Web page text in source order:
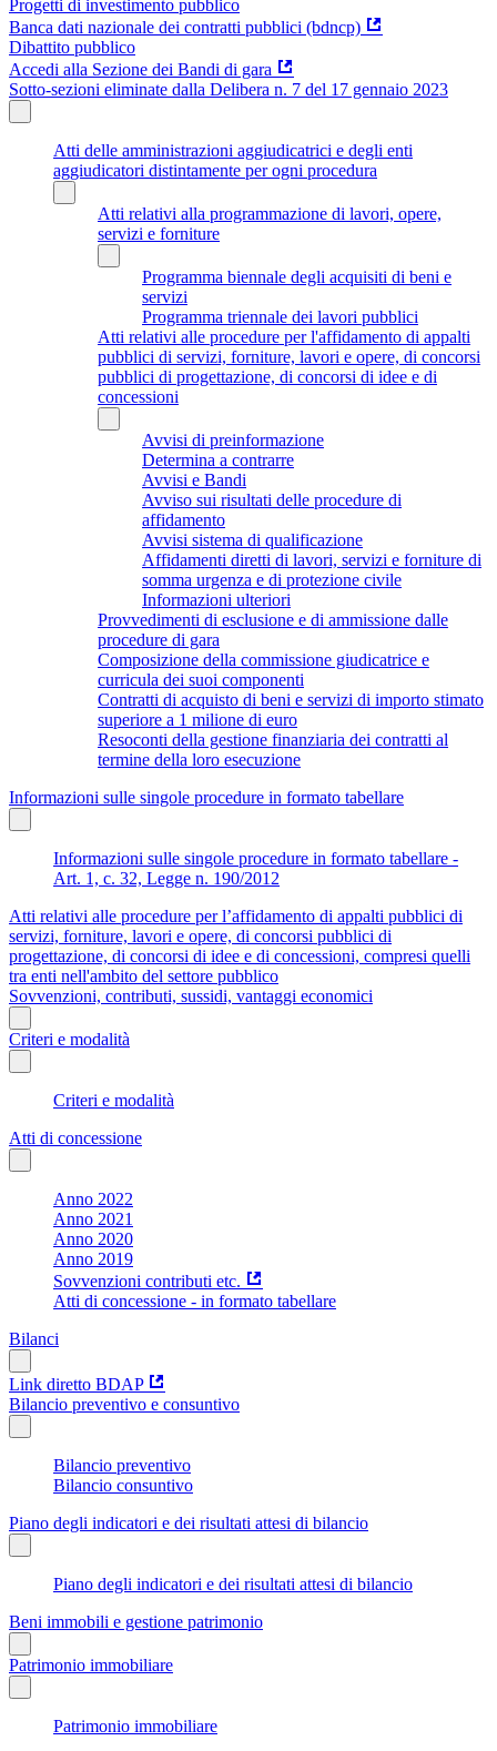
Progetti di investimento pubblico
Banca dati nazionale dei contratti pubblici (bdncp)
Dibattito pubblico
Accedi alla Sezione dei Bandi di gara
Sotto-sezioni eliminate dalla Delibera n. 7 del 17 gennaio 2023
Atti delle amministrazioni aggiudicatrici e degli enti
aggiudicatori distintamente per ogni procedura
Atti relativi alla programmazione di lavori, opere,
servizi e forniture
Programma biennale degli acquisiti di beni e
servizi
Programma triennale dei lavori pubblici
Atti relativi alle procedure per l'affidamento di appalti
pubblici di servizi, forniture, lavori e opere, di concorsi
pubblici di progettazione, di concorsi di idee e di
concessioni
Avvisi di preinformazione
Determina a contrarre
Avvisi e Bandi
Avviso sui risultati delle procedure di
affidamento
Avvisi sistema di qualificazione
Affidamenti diretti di lavori, servizi e forniture di
somma urgenza e di protezione civile
Informazioni ulteriori
Provvedimenti di esclusione e di ammissione dalle
procedure di gara
Composizione della commissione giudicatrice e
curricula dei suoi componenti
Contratti di acquisto di beni e servizi di importo stimato
superiore a 1 milione di euro
Resoconti della gestione finanziaria dei contratti al
termine della loro esecuzione
Informazioni sulle singole procedure in formato tabellare
Informazioni sulle singole procedure in formato tabellare -
Art. 1, c. 32, Legge n. 190/2012
Atti relativi alle procedure per l’affidamento di appalti pubblici di
servizi, forniture, lavori e opere, di concorsi pubblici di
progettazione, di concorsi di idee e di concessioni, compresi quelli
tra enti nell'ambito del settore pubblico
Sovvenzioni, contributi, sussidi, vantaggi economici
Criteri e modalità
Criteri e modalità
Atti di concessione
Anno 2022
Anno 2021
Anno 2020
Anno 2019
Sovvenzioni contributi etc.
Atti di concessione - in formato tabellare
Bilanci
Link diretto BDAP
Bilancio preventivo e consuntivo
Bilancio preventivo
Bilancio consuntivo
Piano degli indicatori e dei risultati attesi di bilancio
Piano degli indicatori e dei risultati attesi di bilancio
Beni immobili e gestione patrimonio
Patrimonio immobiliare
Patrimonio immobiliare